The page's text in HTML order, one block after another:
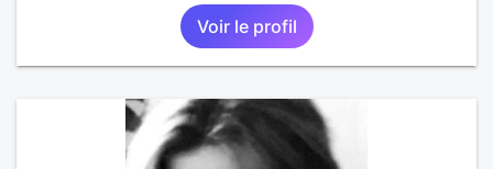
Voir le profil